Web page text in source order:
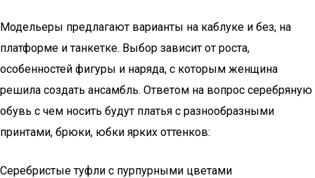
Модельеры предлагают варианты на каблуке и без, на
платформе и танкетке. Выбор зависит от роста,
особенностей фигуры и наряда, с которым женщина
решила создать ансамбль. Ответом на вопрос серебряную
обувь с чем носить будут платья с разнообразными
принтами, брюки, юбки ярких оттенков:
Серебристые туфли с пурпурными цветами